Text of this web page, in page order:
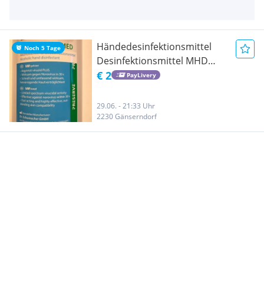
Noch 5 Tage
Händedesinfektionsmittel
Desinfektionsmittel MHD
überschritten
€ 2 PayLivery
29.06. - 21:33 Uhr
2230 Gänserndorf